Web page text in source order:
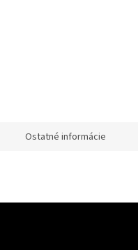
Ostatné informácie